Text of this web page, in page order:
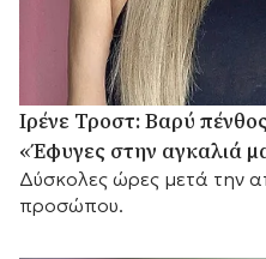
Ιρένε Τροστ: Βαρύ
«Έφυγες στην αγκαλιά
Δύσκολες ώρες μετά την
προσώπου.